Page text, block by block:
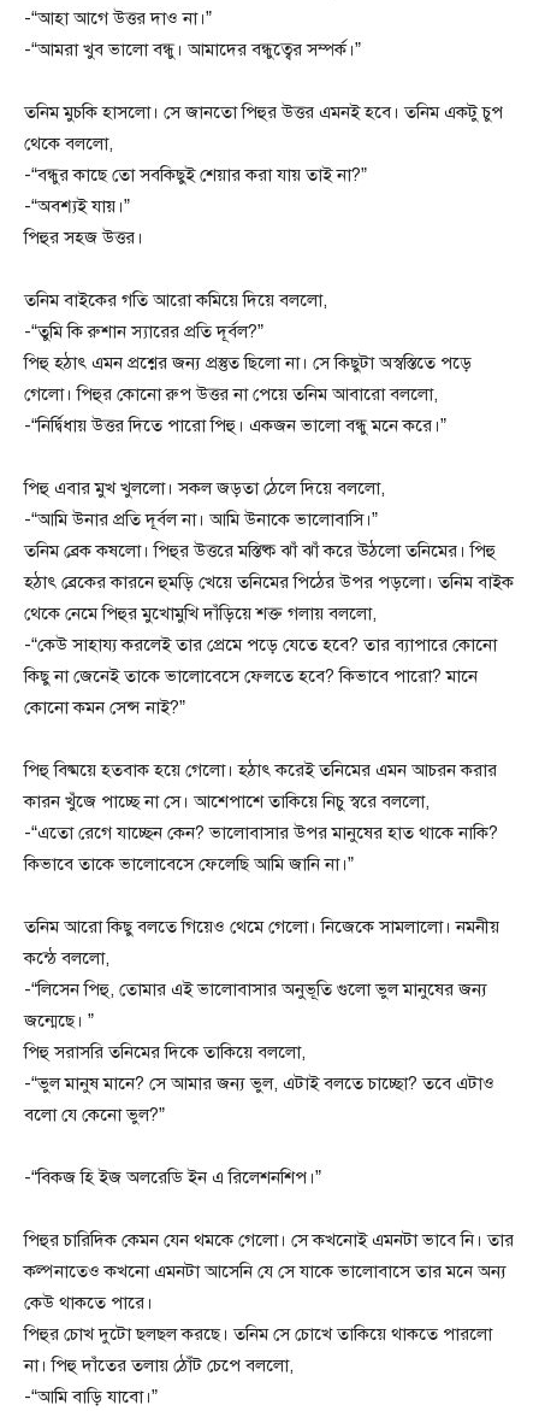
-“আহা আগে উত্তর দাও না।”
-“আমরা খুব ভালো বন্ধু। আমাদের বন্ধুত্বের সম্পর্ক।”
তনিম মুচকি হাসলো। সে জানতো পিহুর উত্তর এমনই হবে। তনিম একটু চুপ
থেকে বললো,
-“বন্ধুর কাছে তো সবকিছুই শেয়ার করা যায় তাই না?”
-“অবশ্যই যায়।”
পিহুর সহজ উত্তর।
তনিম বাইকের গতি আরো কমিয়ে দিয়ে বললো,
-“তুমি কি রুশান স্যারের প্রতি দূর্বল?”
পিহু হঠাৎ এমন প্রশ্নের জন্য প্রস্তুত ছিলো না। সে কিছুটা অস্বস্তিতে পড়ে
গেলো। পিহুর কোনো রুপ উত্তর না পেয়ে তনিম আবারো বললো,
-“নির্দ্বিধায় উত্তর দিতে পারো পিহু। একজন ভালো বন্ধু মনে করে।”
পিহু এবার মুখ খুললো। সকল জড়তা ঠেলে দিয়ে বললো,
-“আমি উনার প্রতি দূর্বল না। আমি উনাকে ভালোবাসি।”
তনিম ব্রেক কষলো। পিহুর উত্তরে মস্তিষ্ক ঝাঁ ঝাঁ করে উঠলো তনিমের। পিহু
হঠাৎ ব্রেকের কারনে হুমড়ি খেয়ে তনিমের পিঠের উপর পড়লো। তনিম বাইক
থেকে নেমে পিহুর মুখোমুখি দাঁড়িয়ে শক্ত গলায় বললো,
-“কেউ সাহায্য করলেই তার প্রেমে পড়ে যেতে হবে? তার ব্যাপারে কোনো
কিছু না জেনেই তাকে ভালোবেসে ফেলতে হবে? কিভাবে পারো? মানে
কোনো কমন সেন্স নাই?”
পিহু বিষ্ময়ে হতবাক হয়ে গেলো। হঠাৎ করেই তনিমের এমন আচরন করার
কারন খুঁজে পাচ্ছে না সে। আশেপাশে তাকিয়ে নিচু স্বরে বললো,
-“এতো রেগে যাচ্ছেন কেন? ভালোবাসার উপর মানুষের হাত থাকে নাকি?
কিভাবে তাকে ভালোবেসে ফেলেছি আমি জানি না।”
তনিম আরো কিছু বলতে গিয়েও থেমে গেলো। নিজেকে সামলালো। নমনীয়
কন্ঠে বললো,
-“লিসেন পিহু, তোমার এই ভালোবাসার অনুভূতি গুলো ভুল মানুষের জন্য
জন্মেছে। ”
পিহু সরাসরি তনিমের দিকে তাকিয়ে বললো,
-“ভুল মানুষ মানে? সে আমার জন্য ভুল, এটাই বলতে চাচ্ছো? তবে এটাও
বলো যে কেনো ভুল?”
-“বিকজ হি ইজ অলরেডি ইন এ রিলেশনশিপ।”
পিহুর চারিদিক কেমন যেন থমকে গেলো। সে কখনোই এমনটা ভাবে নি। তার
কল্পনাতেও কখনো এমনটা আসেনি যে সে যাকে ভালোবাসে তার মনে অন্য
কেউ থাকতে পারে।
পিহুর চোখ দুটো ছলছল করছে। তনিম সে চোখে তাকিয়ে থাকতে পারলো
না। পিহু দাঁতের তলায় ঠোঁট চেপে বললো,
-“আমি বাড়ি যাবো।”